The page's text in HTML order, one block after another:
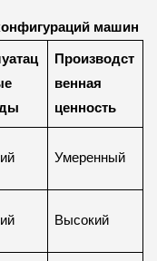
машин
Производст
венная
ценность
Умеренный
Высокий